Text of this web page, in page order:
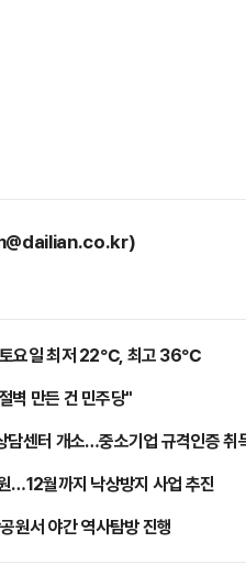
토요일 최저 22℃, 최고 36℃
벽 만든 건 민주당"
센터 개소…중소기업 규격인증 취
…12월까지 낙상방지 사업 추진
원서 야간 역사탐방 진행